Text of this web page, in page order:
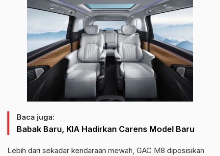
Baca juga:
Babak Baru, KIA Hadirkan Carens Model Baru
Lebih dari sekadar kendaraan mewah, GAC M8 diposisikan